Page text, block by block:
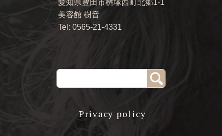
愛知県豊田市桝塚西町北郷1-1
美容館 樹音
Tel: 0565-21-4331
Privacy policy